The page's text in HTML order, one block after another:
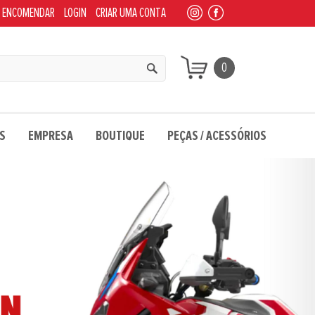
LOGIN CRIAR UMA CONTA
0
EMPRESA BOUTIQUE PEÇAS / ACESSÓRIOS